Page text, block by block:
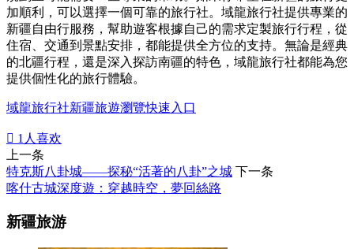
加順利，可以選擇一個可靠的旅行社。域龍旅行社提供專業的
新疆自由行服務，幫助遊客根據自己的需求定製旅行行程，從
住宿、交通到景點安排，都能提供全方位的支持。無論是經典
的北疆行程，還是深入探訪南疆的特色，域龍旅行社都能為您
提供個性化的旅行體驗。
域龍旅行社新疆旅遊瀏覽快速入口
 1人喜欢
上一条
特克斯八卦城——探秘“活著的八卦”之城 下一条
喀什古城深度遊：穿越時空，夢回絲路
新疆旅游